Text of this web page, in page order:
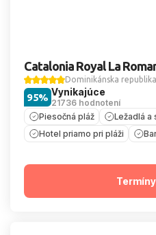
Catalonia Royal La
Dominikánska republika
Vynikajúce
21736 hodnotení
95%
Piesočná pláž
Ležadlá a
Hotel priamo pri pláži